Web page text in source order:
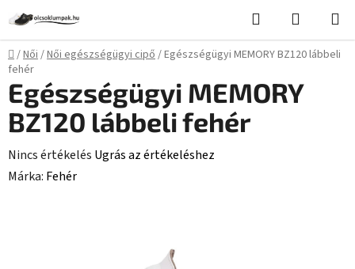
fő
tartalomhoz
Keresés KOSÁR
Kezdőlap
/Női/Női egészségügyi cipő/Egészségügyi MEMORY BZ120 lábbeli
fehér
Egészségügyi MEMORY
BZ120 lábbeli fehér
A
termék
Nincs értékelés Ugrás az értékeléshez
Márka: Fehér